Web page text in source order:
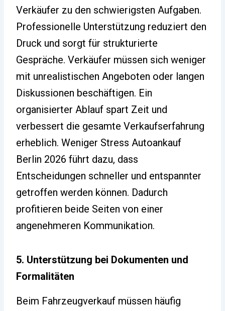
Verkäufer zu den schwierigsten Aufgaben.
Professionelle Unterstützung reduziert den
Druck und sorgt für strukturierte
Gespräche. Verkäufer müssen sich weniger
mit unrealistischen Angeboten oder langen
Diskussionen beschäftigen. Ein
organisierter Ablauf spart Zeit und
verbessert die gesamte Verkaufserfahrung
erheblich. Weniger Stress Autoankauf
Berlin 2026 führt dazu, dass
Entscheidungen schneller und entspannter
getroffen werden können. Dadurch
profitieren beide Seiten von einer
angenehmeren Kommunikation.
5. Unterstützung bei Dokumenten und
Formalitäten
Beim Fahrzeugverkauf müssen häufig